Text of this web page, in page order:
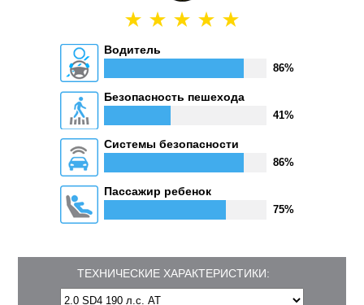
Водитель
86%
Безопасность пешехода
41%
Системы безопасности
86%
Пассажир ребенок
75%
ТЕХНИЧЕСКИЕ ХАРАКТЕРИСТИКИ: